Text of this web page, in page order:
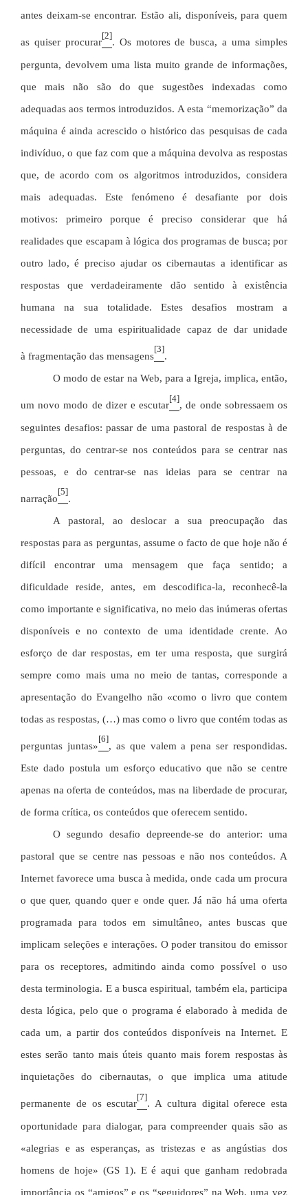
antes deixam-se encontrar. Estão ali, disponíveis, para quem
as quiser procurar
[2]
. Os motores de busca, a uma simples
pergunta, devolvem uma lista muito grande de informações,
que mais não são do que sugestões indexadas como
adequadas aos termos introduzidos. A esta “memorização” da
máquina é ainda acrescido o histórico das pesquisas de cada
indivíduo, o que faz com que a máquina devolva as respostas
que, de acordo com os algoritmos introduzidos, considera
mais adequadas. Este fenómeno é desafiante por dois
motivos: primeiro porque é preciso considerar que há
realidades que escapam à lógica dos programas de busca; por
outro lado, é preciso ajudar os cibernautas a identificar as
respostas que verdadeiramente dão sentido à existência
humana na sua totalidade. Estes desafios mostram a
necessidade de uma espiritualidade capaz de dar unidade
à fragmentação das mensagens
[3]
.
O modo de estar na Web, para a Igreja, implica, então,
um novo modo de dizer e escutar
[4]
, de onde sobressaem os
seguintes desafios: passar de uma pastoral de respostas à de
perguntas, do centrar-se nos conteúdos para se centrar nas
pessoas, e do centrar-se nas ideias para se centrar na
narração
[5]
.
A pastoral, ao deslocar a sua preocupação das
respostas para as perguntas, assume o facto de que hoje não é
difícil encontrar uma mensagem que faça sentido; a
dificuldade reside, antes, em descodifica-la, reconhecê-la
como importante e significativa, no meio das inúmeras ofertas
disponíveis e no contexto de uma identidade crente. Ao
esforço de dar respostas, em ter uma resposta, que surgirá
sempre como mais uma no meio de tantas, corresponde a
apresentação do Evangelho não «como o livro que contem
todas as respostas, (…) mas como o livro que contém todas as
perguntas juntas»
[6]
, as que valem a pena ser respondidas.
Este dado postula um esforço educativo que não se centre
apenas na oferta de conteúdos, mas na liberdade de procurar,
de forma crítica, os conteúdos que oferecem sentido.
O segundo desafio depreende-se do anterior: uma
pastoral que se centre nas pessoas e não nos conteúdos. A
Internet favorece uma busca à medida, onde cada um procura
o que quer, quando quer e onde quer. Já não há uma oferta
programada para todos em simultâneo, antes buscas que
implicam seleções e interações. O poder transitou do emissor
para os receptores, admitindo ainda como possível o uso
desta terminologia. E a busca espiritual, também ela, participa
desta lógica, pelo que o programa é elaborado à medida de
cada um, a partir dos conteúdos disponíveis na Internet. E
estes serão tanto mais úteis quanto mais forem respostas às
inquietações do cibernautas, o que implica uma atitude
permanente de os escutar
[7]
. A cultura digital oferece esta
oportunidade para dialogar, para compreender quais são as
«alegrias e as esperanças, as tristezas e as angústias dos
homens de hoje» (GS 1). E é aqui que ganham redobrada
importância os “amigos” e os “seguidores” na Web, uma vez